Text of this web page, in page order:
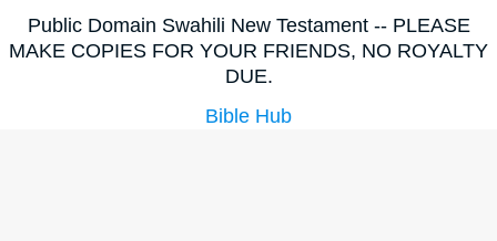
Public Domain Swahili New Testament -- PLEASE
MAKE COPIES FOR YOUR FRIENDS, NO ROYALTY
DUE.
Bible Hub